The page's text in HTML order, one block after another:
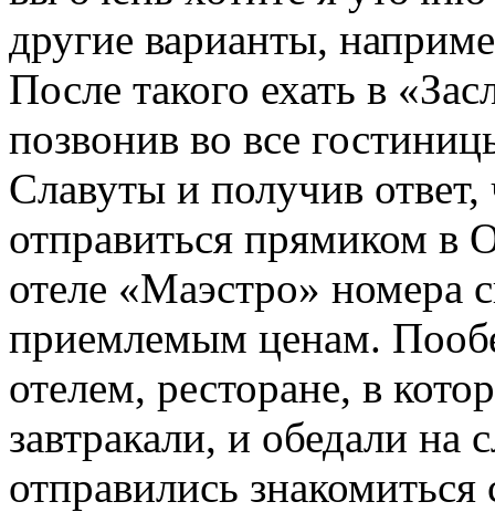
другие варианты,
После такого ехать в
позвонив во все
Славуты и получив
отправиться прямиком в
отеле «Маэстро» номера
приемлемым ценам.
отелем, ресторане, в
завтракали, и обедали
отправились